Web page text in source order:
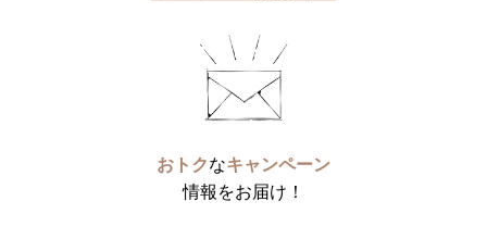
おトクなキャンペーン
情報をお届け！